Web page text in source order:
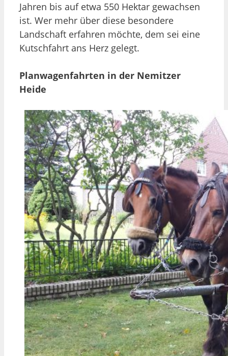
Jahren bis auf etwa 550 Hektar gewachsen
ist. Wer mehr über diese besondere
Landschaft erfahren möchte, dem sei eine
Kutschfahrt ans Herz gelegt.
Planwagenfahrten in der Nemitzer
Heide